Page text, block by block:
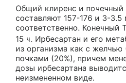
Общий клиренс и почечный
составляют 157-176 и 3-
соответственно. Конечный
15 ч. Ирбесартан и его
из организма как с желчью
почками (20%), причем
дозы ирбесартана
неизмененном виде.